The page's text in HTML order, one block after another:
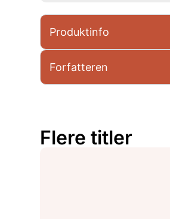
Produktinfo
Forfatteren
Flere titler